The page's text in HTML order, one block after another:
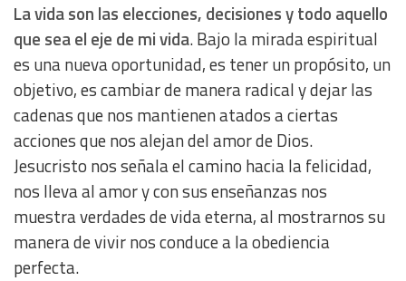
La vida son las elecciones, decisiones y todo aquello
que sea el eje de mi vida. Bajo la mirada espiritual
es una nueva oportunidad, es tener un propósito, un
objetivo, es cambiar de manera radical y dejar las
cadenas que nos mantienen atados a ciertas
acciones que nos alejan del amor de Dios.
Jesucristo nos señala el camino hacia la felicidad,
nos lleva al amor y con sus enseñanzas nos
muestra verdades de vida eterna, al mostrarnos su
manera de vivir nos conduce a la obediencia
perfecta.